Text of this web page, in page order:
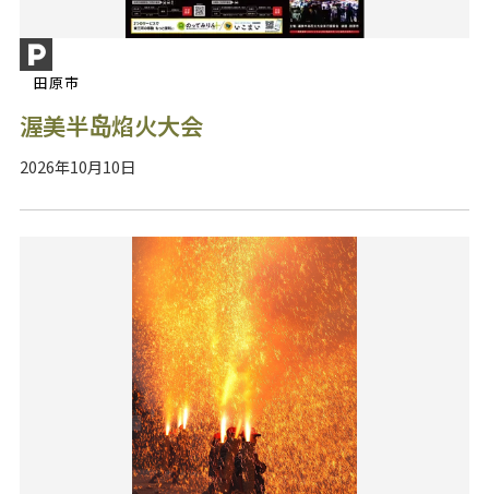
田原市
渥美半岛焰火大会
2026年10月10日